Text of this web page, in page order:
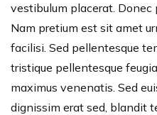
vestibulum placerat.
Nam pretium est sit amet
facilisi. Sed pellentesque
tristique pellentesque
maximus venenatis. Sed
dignissim erat sed, blandit